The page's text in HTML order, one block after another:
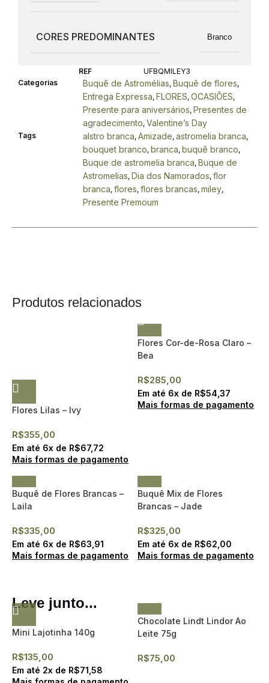
Produtos relacionados
Flores Lilas – Ivy
R$355,00
Em até 6x de R$67,72
Mais formas de pagamento
Flores Cor-de-Rosa Claro –
Bea
R$285,00
Em até 6x de R$54,37
Mais formas de pagamento
Buquê de Flores Brancas –
Laila
R$335,00
Em até 6x de R$63,91
Mais formas de pagamento
Buquê Mix de Flores
Brancas – Jade
R$325,00
Em até 6x de R$62,00
Mais formas de pagamento
Leve junto...
Mini Lajotinha 140g
R$135,00
Em até 2x de R$71,58
Chocolate Lindt Lindor Ao
Leite 75g
R$75,00
CORES PREDOMINANTES Branco
REF
UFBQMILEY3
Categorias
Buquê de Astromélias, Buquê de flores,
Entrega Expressa, FLORES, OCASIÕES,
Presente para aniversários, Presentes de
agradecimento, Valentine’s Day
Tags alstro branca, Amizade, astromelia branca,
bouquet branco, branca, buquê branco,
Buque de astromelia branca, Buque de
Astromelias, Dia dos Namorados, flor
branca, flores, flores brancas, miley,
Presente Premoum